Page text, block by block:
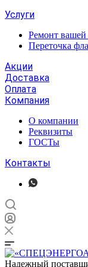
Услуги
Ремонт вашей
Переточка
Акции
Доставка
Оплата
Компания
О компании
Реквизиты
ГОСТы
Контакты
Надежный